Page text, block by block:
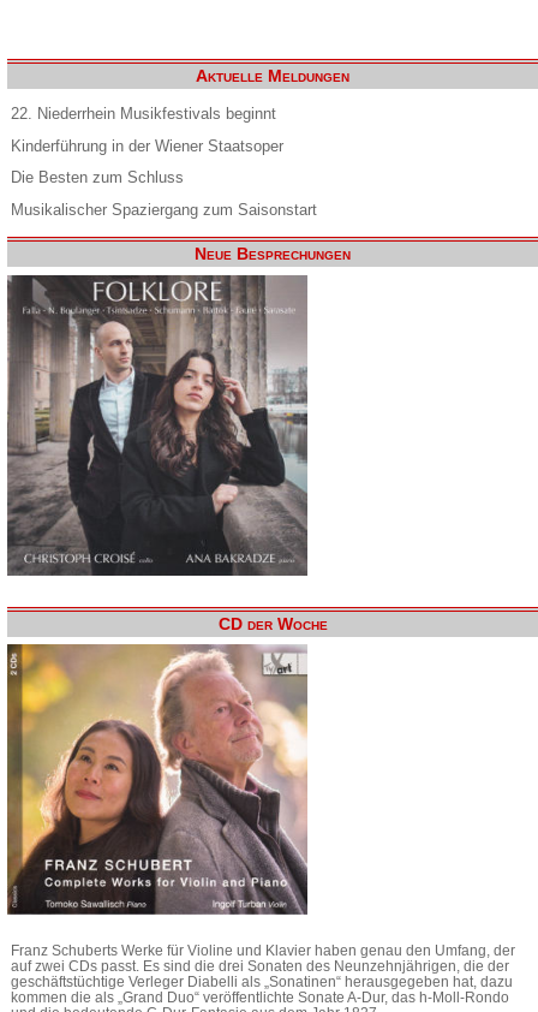
Aktuelle Meldungen
22. Niederrhein Musikfestivals beginnt
Kinderführung in der Wiener Staatsoper
Die Besten zum Schluss
Musikalischer Spaziergang zum Saisonstart
Neue Besprechungen
CD der Woche
Franz Schuberts Werke für Violine und Klavier haben genau den Umfang, der
auf zwei CDs passt. Es sind die drei Sonaten des Neunzehnjährigen, die der
geschäftstüchtige Verleger Diabelli als „Sonatinen“ herausgegeben hat, dazu
kommen die als „Grand Duo“ veröffentlichte Sonate A-Dur, das h-Moll-Rondo